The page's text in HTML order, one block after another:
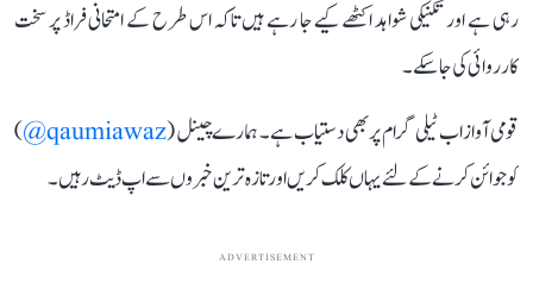
رہی ہے اور تکنیکی شواہد اکٹھے کیے جا رہے ہیں تاکہ اس طرح کے امتحانی فراڈ پر سخت
کارروائی کی جا سکے۔
قومی آواز اب ٹیلی گرام پر بھی دستیاب ہے۔ ہمارے چینل (qaumiawaz@
)
کو جوائن کرنے کے لئے یہاں کلک کریں اور تازہ ترین خبروں سے اپ ڈیٹ رہیں۔
ADVERTISEMENT